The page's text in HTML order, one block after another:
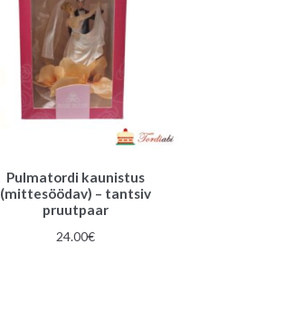
Pulmatordi kaunistus
(mittesöödav) – tantsiv
pruutpaar
24.00€